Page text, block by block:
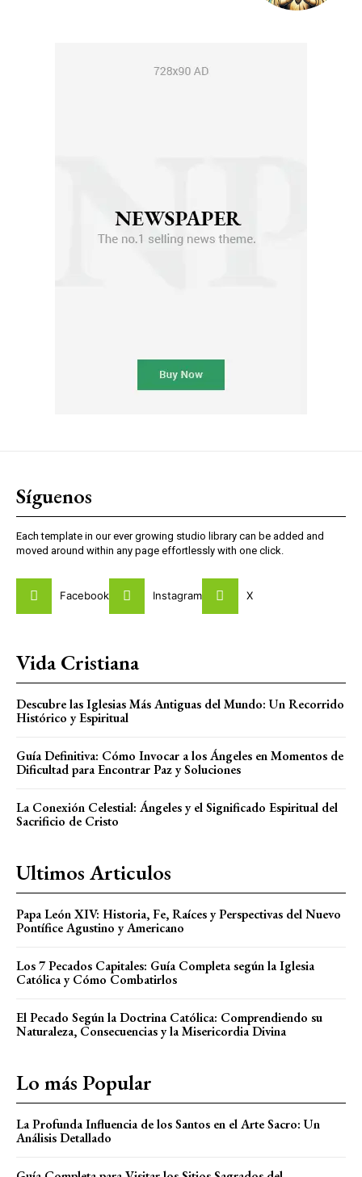
Síguenos
Each template in our ever growing studio library can be added and
moved around within any page effortlessly with one click.
Facebook Instagram X
Vida Cristiana
Descubre las Iglesias Más Antiguas del Mundo: Un Recorrido
Histórico y Espiritual
Guía Definitiva: Cómo Invocar a los Ángeles en Momentos de
Dificultad para Encontrar Paz y Soluciones
La Conexión Celestial: Ángeles y el Significado Espiritual del
Sacrificio de Cristo
Ultimos Articulos
Papa León XIV: Historia, Fe, Raíces y Perspectivas del Nuevo
Pontífice Agustino y Americano
Los 7 Pecados Capitales: Guía Completa según la Iglesia
Católica y Cómo Combatirlos
El Pecado Según la Doctrina Católica: Comprendiendo su
Naturaleza, Consecuencias y la Misericordia Divina
Lo más Popular
La Profunda Influencia de los Santos en el Arte Sacro: Un
Análisis Detallado